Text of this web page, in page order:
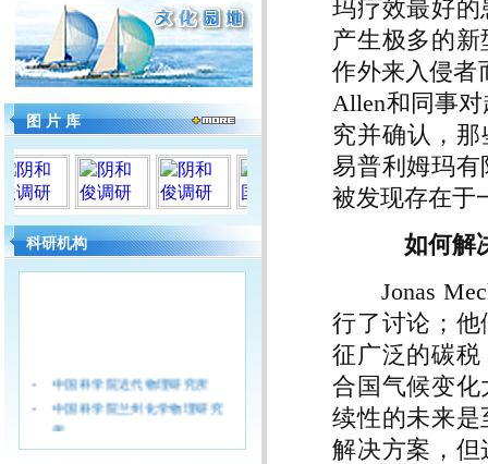
图 片 库
科研机构
中国科学院近代物理研究所
·
中国科学院兰州化学物理研究
所
·
中国科学院西北生态环境资源
玛疗效最好
产生极多的
作外来入侵者
Allen和同事
究并确认，
易普利姆玛
被发现存在于
如何解
Jonas
行了讨论；
征广泛的碳
合国气候变
续性的未来
解决方案，